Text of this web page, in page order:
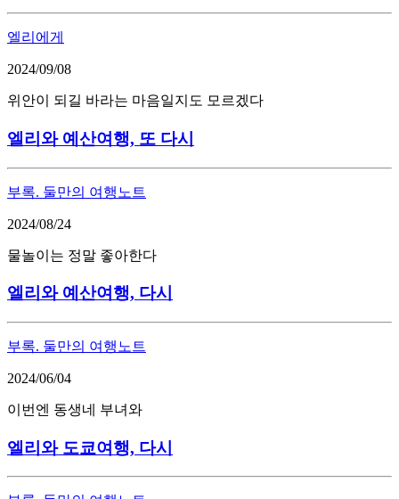
엘리에게
2024/09/08
위안이 되길 바라는 마음일지도 모르겠다
엘리와 예산여행, 또 다시
부록. 둘만의 여행노트
2024/08/24
물놀이는 정말 좋아한다
엘리와 예산여행, 다시
부록. 둘만의 여행노트
2024/06/04
이번엔 동생네 부녀와
엘리와 도쿄여행, 다시